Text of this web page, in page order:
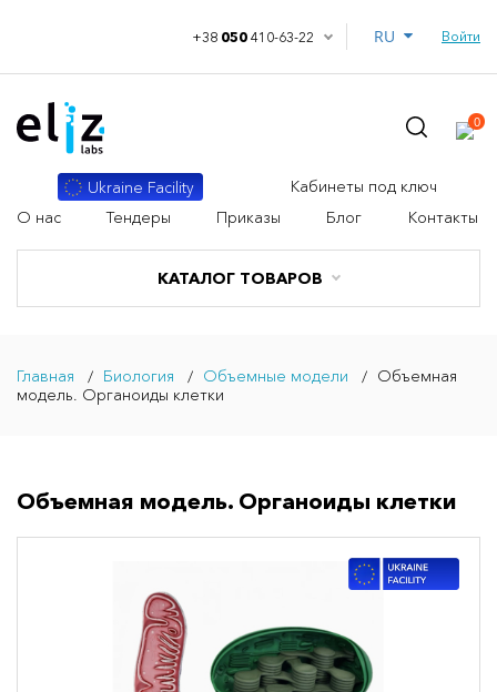
+38 050410-63-22 Войти
КАТАЛОГ ТОВАРОВ
Ukraine Facility
Кабинеты под ключ
О нас
Тендеры Приказы Блог Контакты
0
Главная Биология Объемные модели
Объемная
модель. Органоиды клетки
Объемная модель. Органоиды клетки